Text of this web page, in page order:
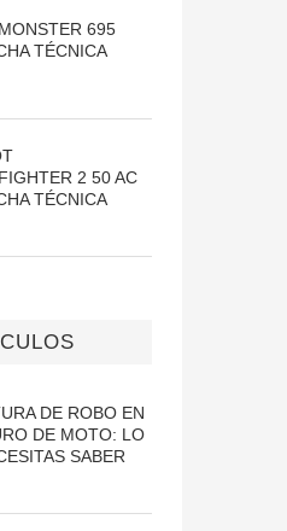
695
TÉCNICA
2 50 AC
TÉCNICA
DE ROBO EN
DE MOTO: LO
SABER